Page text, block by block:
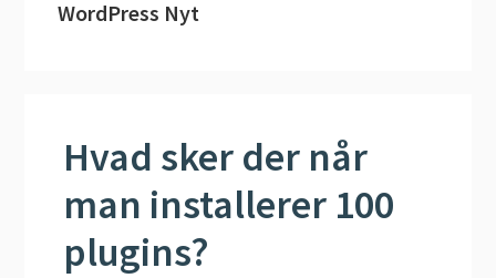
WordPress Nyt
Hvad sker der når
man installerer 100
plugins?